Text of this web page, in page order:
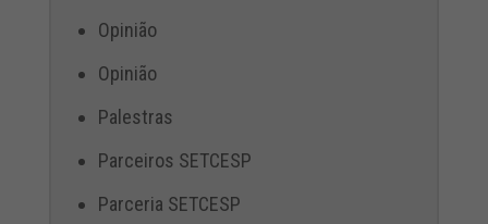
Opinião
Opinião
Palestras
Parceiros SETCESP
Parceria SETCESP